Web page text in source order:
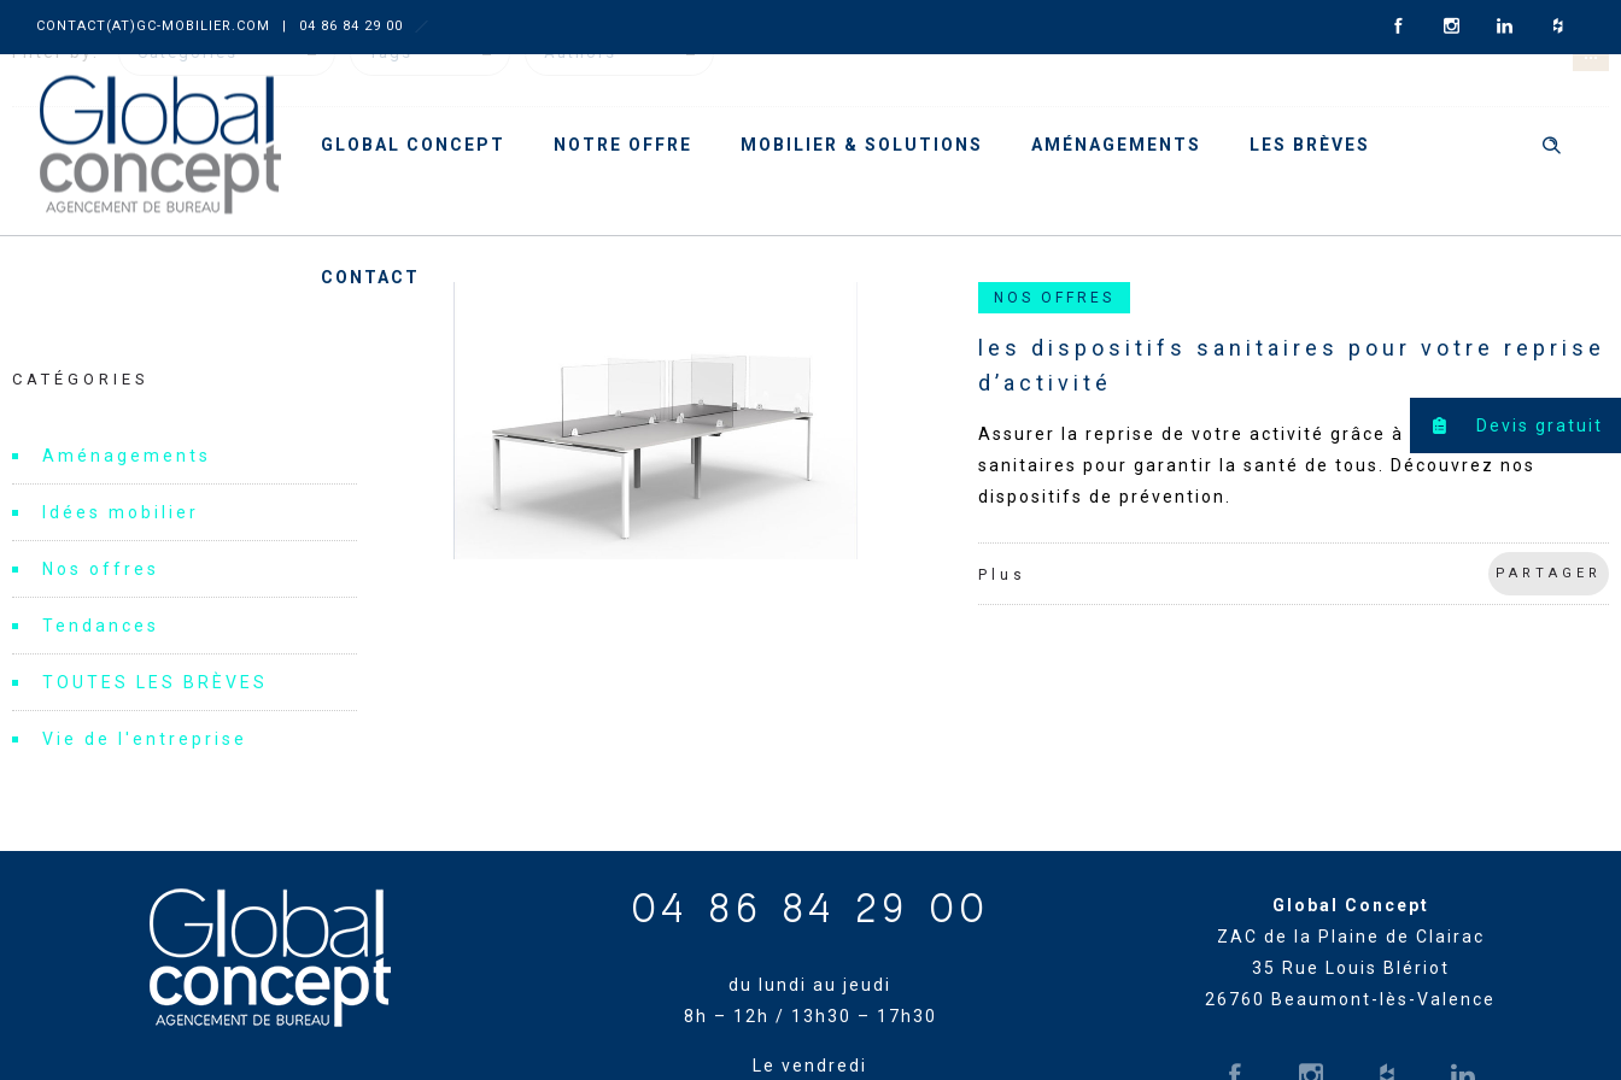
CONTACT(AT)GC-MOBILIER.COM | 04 86 84 29 00
GLOBAL CONCEPT NOTRE OFFRE MOBILIER & SOLUTIONS AMÉNAGEMENTS LES BRÈVES
CONTACT
Filter by: Categories Tags Authors
NOS OFFRES
les dispositifs sanitaires pour votre reprise
d’activité
Assurer la reprise de votre activité grâce à des dispositifs
sanitaires pour garantir la santé de tous. Découvrez nos
dispositifs de prévention.
Plus PARTAGER
CATÉGORIES
Aménagements
Idées mobilier
Nos offres
Tendances
TOUTES LES BRÈVES
Vie de l'entreprise
04 86 84 29 00
du lundi au jeudi
8h – 12h / 13h30 – 17h30
Le vendredi
Global Concept
ZAC de la Plaine de Clairac
35 Rue Louis Blériot
26760 Beaumont-lès-Valence
Devis gratuit